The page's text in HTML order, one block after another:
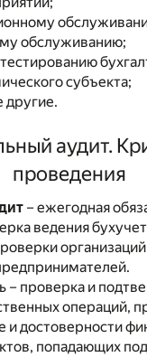
обслуживанию;
субъекта;
другие.
аудит.
проведения
– ежегодная
ведения
– проверка и
операций,
и достоверности
попадающих